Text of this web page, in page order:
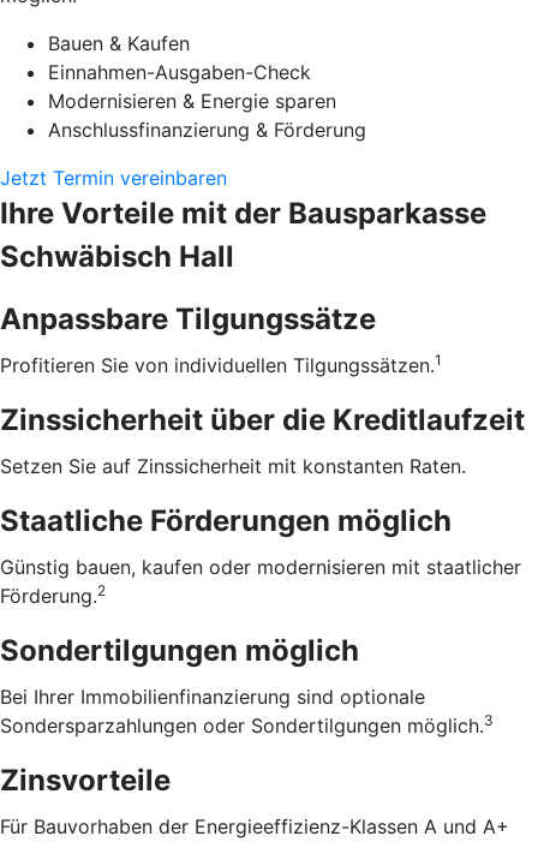
Bauen & Kaufen
Einnahmen-Ausgaben-Check
Modernisieren & Energie sparen
Anschlussfinanzierung & Förderung
Jetzt Termin vereinbaren
Ihre Vorteile mit der Bausparkasse
Schwäbisch Hall
Anpassbare Tilgungssätze
Profitieren Sie von individuellen Tilgungssätzen.1
Zinssicherheit über die ­Kreditlaufzeit
Setzen Sie auf Zinssicherheit mit konstanten Raten.
Staatliche Förderungen möglich
Günstig bauen, kaufen oder modernisieren mit staatlicher
Förderung.2
Sondertilgungen möglich
Bei Ihrer Immobilienfinanzierung sind optionale
Sondersparzahlungen oder Sondertilgungen möglich.3
Zinsvorteile
Für Bauvorhaben der Energieeffizienz-Klassen A und A+